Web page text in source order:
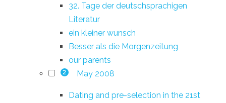
32. Tage der deutschsprachigen
Literatur
ein kleiner wunsch
Besser als die Morgenzeitung
our parents
2 May 2008
Dating and pre-selection in the 21st